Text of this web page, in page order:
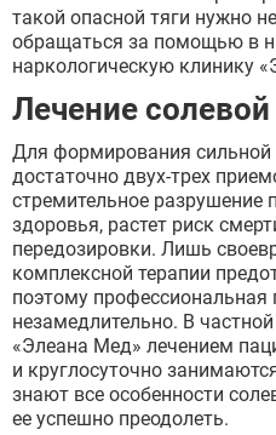
такой опасной тяги нужно
обращаться за помощью в
наркологическую клинику
Лечение
Для формирования сильной
достаточно двух-трех
стремительное разрушение
здоровья, растет риск
передозировки. Лишь
комплексной терапии
поэтому
незамедлительно. В
«Элеана Мед» лечением
и круглосуточно
знают все особенности
ее успешно преодолеть.